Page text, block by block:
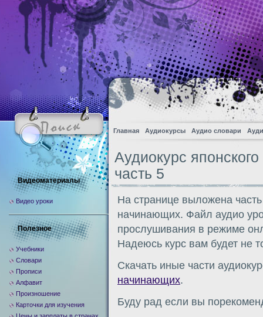
Главная Аудиокурсы Аудио словари
Аудиокурс
часть 5
На странице выложена
начинающих. Файл аудио
прослушивания в режиме
Надеюсь курс вам будет не
Скачать иные части
начинающих.
Буду рад если вы
Видеоматериалы
Видео уроки
Полезное
Учебники
Словари
Прописи
Алфавит
Произношение
Карточки для изучения